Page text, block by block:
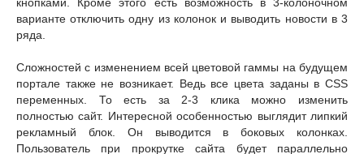
варианте отключить одну из колонок и выводить новости в 3
ряда.
Сложностей с изменением всей цветовой гаммы на будущем
портале также не возникает. Ведь все цвета заданы в CSS
переменных. То есть за 2-3 клика можно изменить
полностью сайт. Интересной особенностью выглядит липкий
рекламный блок. Он выводится в боковых колонках.
Пользователь при прокрутке сайта будет параллельно